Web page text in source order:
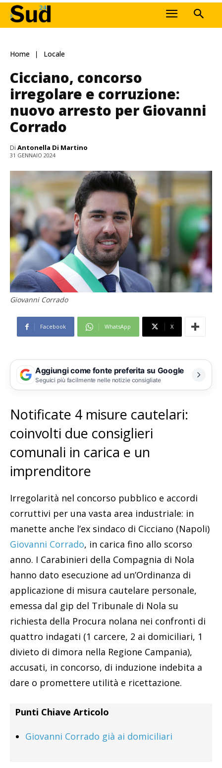
Home Locale
Cicciano, concorso
irregolare e corruzione:
nuovo arresto per Giovanni
Corrado
Di Antonella Di Martino
31 GENNAIO 2024
Giovanni Corrado
Facebook WhatsApp X
Aggiungi come fonte preferita su Google
Seguici più facilmente nelle notizie consigliate
Notificate 4 misure cautelari:
coinvolti due consiglieri
comunali in carica e un
imprenditore
Irregolarità nel concorso pubblico e accordi
corruttivi per una vasta area industriale: in
manette anche l’ex sindaco di Cicciano (Napoli)
Giovanni Corrado, in carica fino allo scorso
anno. I Carabinieri della Compagnia di Nola
hanno dato esecuzione ad un’Ordinanza di
applicazione di misura cautelare personale,
emessa dal gip del Tribunale di Nola su
richiesta della Procura nolana nei confronti di
quattro indagati (1 carcere, 2 ai domiciliari, 1
divieto di dimora nella Regione Campania),
accusati, in concorso, di induzione indebita a
dare o promettere utilità e ricettazione.
Punti Chiave Articolo
Giovanni Corrado già ai domiciliari